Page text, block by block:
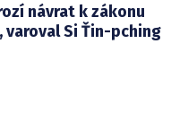
návrat k zákonu
varoval Si Ťin-pching